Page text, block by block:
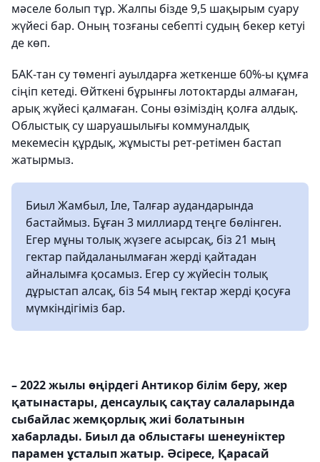
мәселе болып тұр. Жалпы бізде 9,5 шақырым суару
жүйесі бар. Оның тозғаны себепті судың бекер кетуі
де көп.
БАК-тан су төменгі ауылдарға жеткенше 60%-ы құмға
сіңіп кетеді. Өйткені бұрынғы лотоктарды алмаған,
арық жүйесі қалмаған. Соны өзіміздің қолға алдық.
Облыстық су шаруашылығы коммуналдық
мекемесін құрдық, жұмысты рет-ретімен бастап
жатырмыз.
Биыл Жамбыл, Іле, Талғар аудандарында
бастаймыз. Бұған 3 миллиард теңге бөлінген.
Егер мұны толық жүзеге асырсақ, біз 21 мың
гектар пайдаланылмаған жерді қайтадан
айналымға қосамыз. Егер су жүйесін толық
дұрыстап алсақ, біз 54 мың гектар жерді қосуға
мүмкіндігіміз бар.
– 2022 жылы өңірдегі Антикор білім беру, жер
қатынастары, денсаулық сақтау салаларында
сыбайлас жемқорлық жиі болатынын
хабарлады. Биыл да облыстағы шенеуніктер
парамен ұсталып жатыр. Әсіресе, Қарасай